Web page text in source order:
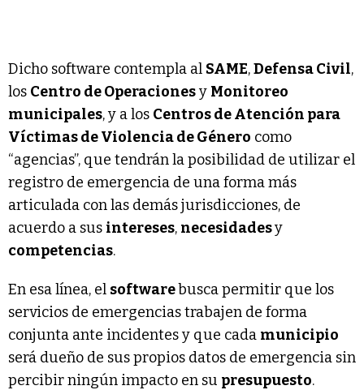
Dicho software contempla al SAME,Defensa Civil,
los Centro de Operacionesy Monitoreo
municipales, y a los Centros de Atención para
Víctimas de Violencia de Género como
“agencias”, que tendrán la posibilidad de utilizar el
registro de emergencia de una forma más
articulada con las demás jurisdicciones, de
acuerdo a sus intereses, necesidadesy
competencias.
En esa línea, el softwarebusca permitir que los
servicios de emergencias trabajen de forma
conjunta ante incidentes y que cada municipio
será dueño de sus propios datos de emergencia sin
percibir ningún impacto en su presupuesto.